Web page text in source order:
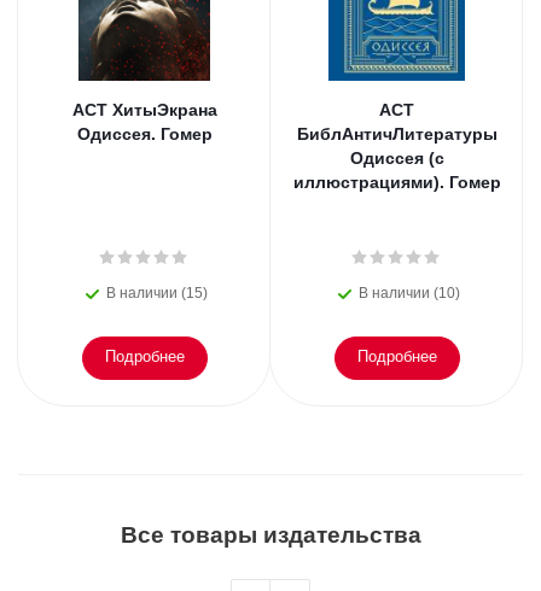
АСТ ХитыЭкрана
Одиссея. Гомер
В наличии (15)
Подробнее
АСТ
БиблАнтичЛитературы
Одиссея (с
иллюстрациями). Гомер
В наличии (10)
Подробнее
Все товары издательства